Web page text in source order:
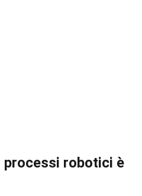
processi robotici è